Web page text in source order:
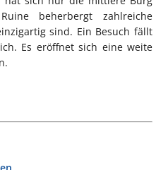
beherbergt zahlreiche
sind. Ein Besuch fällt
Es eröffnet sich eine weite